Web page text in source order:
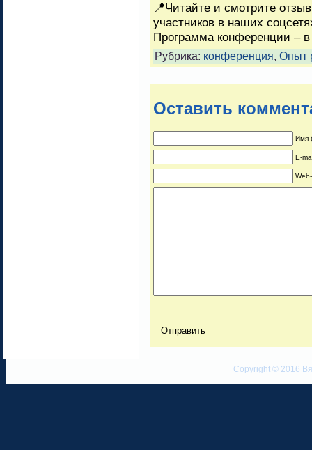
📍Читайте и смотрите
участников в наших
Программа конференции –
Рубрика: конференция, Опыт
Оставить
Имя
E-
Copyright © 2016